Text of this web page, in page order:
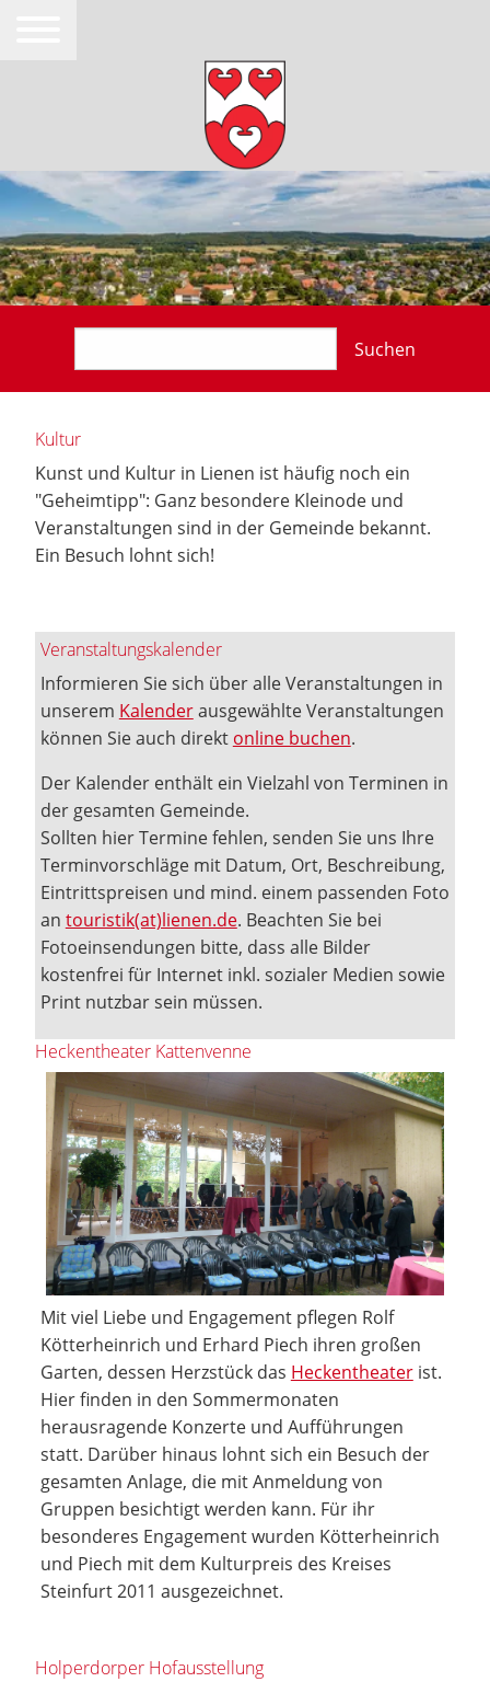
Suchen
Kultur
Kunst und Kultur in Lienen ist häufig noch ein
"Geheimtipp": Ganz besondere Kleinode und
Veranstaltungen sind in der Gemeinde bekannt.
Ein Besuch lohnt sich!
Veranstaltungskalender
Informieren Sie sich über alle Veranstaltungen in
unserem Kalenderausgewählte Veranstaltungen
können Sie auch direkt online buchen.
Der Kalender enthält ein Vielzahl von Terminen in
der gesamten Gemeinde.
Sollten hier Termine fehlen, senden Sie uns Ihre
Terminvorschläge mit Datum, Ort, Beschreibung,
Eintrittspreisen und mind. einem passenden Foto
an touristik(at)lienen.de. Beachten Sie bei
Fotoeinsendungen bitte, dass alle Bilder
kostenfrei für Internet inkl. sozialer Medien sowie
Print nutzbar sein müssen.
Heckentheater Kattenvenne
Mit viel Liebe und Engagement pflegen Rolf
Kötterheinrich und Erhard Piech ihren großen
Garten, dessen Herzstück das Heckentheaterist.
Hier finden in den Sommermonaten
herausragende Konzerte und Aufführungen
statt. Darüber hinaus lohnt sich ein Besuch der
gesamten Anlage, die mit Anmeldung von
Gruppen besichtigt werden kann. Für ihr
besonderes Engagement wurden Kötterheinrich
und Piech mit dem Kulturpreis des Kreises
Steinfurt 2011 ausgezeichnet.
Holperdorper Hofausstellung